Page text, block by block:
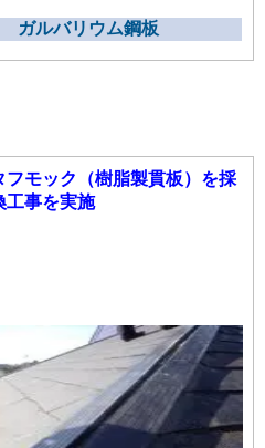
ガルバリウム鋼板
フモック（樹脂製貫板）を採
工事を実施